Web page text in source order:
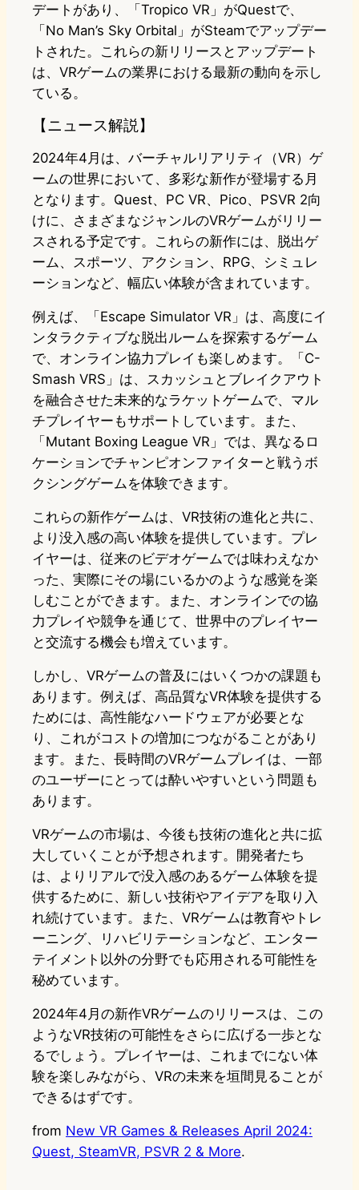
デートがあり、「Tropico VR」がQuestで、
「No Man’s Sky Orbital」がSteamでアップデー
トされた。これらの新リリースとアップデート
は、VRゲームの業界における最新の動向を示し
ている。
【ニュース解説】
2024年4月は、バーチャルリアリティ（VR）ゲ
ームの世界において、多彩な新作が登場する月
となります。Quest、PC VR、Pico、PSVR 2向
けに、さまざまなジャンルのVRゲームがリリー
スされる予定です。これらの新作には、脱出ゲ
ーム、スポーツ、アクション、RPG、シミュレ
ーションなど、幅広い体験が含まれています。
例えば、「Escape Simulator VR」は、高度にイ
ンタラクティブな脱出ルームを探索するゲーム
で、オンライン協力プレイも楽しめます。「C-
Smash VRS」は、スカッシュとブレイクアウト
を融合させた未来的なラケットゲームで、マル
チプレイヤーもサポートしています。また、
「Mutant Boxing League VR」では、異なるロ
ケーションでチャンピオンファイターと戦うボ
クシングゲームを体験できます。
これらの新作ゲームは、VR技術の進化と共に、
より没入感の高い体験を提供しています。プレ
イヤーは、従来のビデオゲームでは味わえなか
った、実際にその場にいるかのような感覚を楽
しむことができます。また、オンラインでの協
力プレイや競争を通じて、世界中のプレイヤー
と交流する機会も増えています。
しかし、VRゲームの普及にはいくつかの課題も
あります。例えば、高品質なVR体験を提供する
ためには、高性能なハードウェアが必要とな
り、これがコストの増加につながることがあり
ます。また、長時間のVRゲームプレイは、一部
のユーザーにとっては酔いやすいという問題も
あります。
VRゲームの市場は、今後も技術の進化と共に拡
大していくことが予想されます。開発者たち
は、よりリアルで没入感のあるゲーム体験を提
供するために、新しい技術やアイデアを取り入
れ続けています。また、VRゲームは教育やトレ
ーニング、リハビリテーションなど、エンター
テイメント以外の分野でも応用される可能性を
秘めています。
2024年4月の新作VRゲームのリリースは、この
ようなVR技術の可能性をさらに広げる一歩とな
るでしょう。プレイヤーは、これまでにない体
験を楽しみながら、VRの未来を垣間見ることが
できるはずです。
from New VR Games & Releases April 2024:
Quest, SteamVR, PSVR 2 & More.